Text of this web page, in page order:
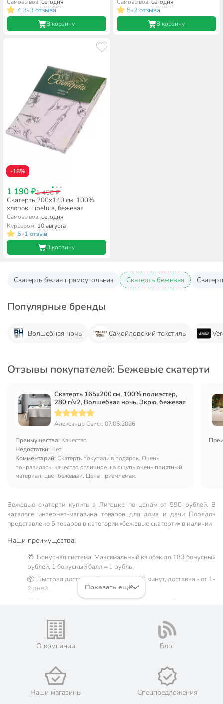
Самовывоз:сегодня
4.3•3 отзыва
В корзину
Самовывоз: сегодня
5•2 отзыва
В корзину
-18%
1 190 ₽1 450 ₽
Скатерть 200х140 см, 100%
хлопок, Libelula, бежевая
Самовывоз:сегодня
Курьером: 10 августа
5•1 отзыв
В корзину
Скатерть белая прямоугольная Скатерть бежевая
Популярные бренды
Волшебная ночь Самойловский текстиль
Отзывы покупателей: Бежевые скатерти
Скатерть 165х200 см, 100% полиэстер,
280 г/м2, Волшебная ночь, Экрю, бежевая
Александр Свист, 07.05.2026
Преимущества: Качество
Недостатки: Нет
Комментарий: Скатерть покупали в подарок. Очень
понравилась, качество отличное, на ощупь очень приятный
материал, цвет бежевый. Цена приемлемая.
Бежевые скатерти купить в Липецке по ценам от 590 рублей. В
каталоге интернет-магазина товаров для дома и дачи Порядок
представлено 5 товаров в категории «бежевые скатерти» в наличии
Наши преимущества:
🎁 Бонусная система. Максимальный кэшбэк до 183 бонусных
рублей, 1 бонусный балл = 1 рубль.
📦 Быстрая доставка. Самовывоз от 60 минут, доставка - от 1-
2 дней.
🛒 Бесплатный самовывоз из магазинов города Липецк.
онлайн на официальном сайте сети магазинов Порядок. Мы
предлагаем бесплатную курьерскую доставку для товара
«бежевые скатерти» при заказе от 3000 рублей в такие
города, как: Волово, Грязи, Данков, Добринка, Доброе,
Лев Толстой, Становое, Тербуны, Усмань, Хлевное, Чаплыгин.
💳 Оплата: онлайн на сайте интернет-гипермаркета или
наличными при получении.
Показать ещё
О компании Блог
Наши магазины Спецпредложения